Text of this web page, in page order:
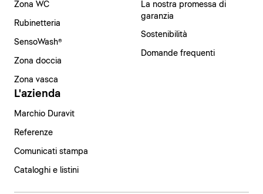
Zona WC
Rubinetteria
SensoWash®
Zona doccia
Zona vasca
La nostra promessa di
garanzia
Sostenibilità
Domande frequenti
L'azienda
Marchio Duravit
Referenze
Comunicati stampa
Cataloghi e listini